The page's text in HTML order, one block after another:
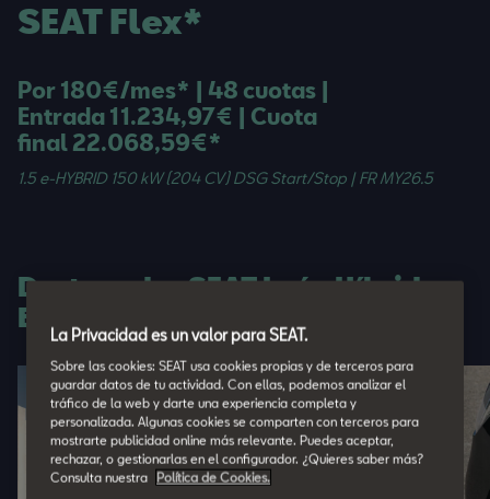
SEAT Flex*
Por 180€/mes* | 48 cuotas |
Entrada 11.234,97€ | Cuota
final 22.068,59€*
1.5 e-HYBRID 150 kW (204 CV) DSG Start/Stop | FR MY26.5
Destacados SEAT León Híbrido
Enchufable
La Privacidad es un valor para SEAT.
Sobre las cookies: SEAT usa cookies propias y de terceros para
guardar datos de tu actividad. Con ellas, podemos analizar el
tráfico de la web y darte una experiencia completa y
personalizada. Algunas cookies se comparten con terceros para
mostrarte publicidad online más relevante. Puedes aceptar,
rechazar, o gestionarlas en el configurador. ¿Quieres saber más?
Consulta nuestra
Política de Cookies.